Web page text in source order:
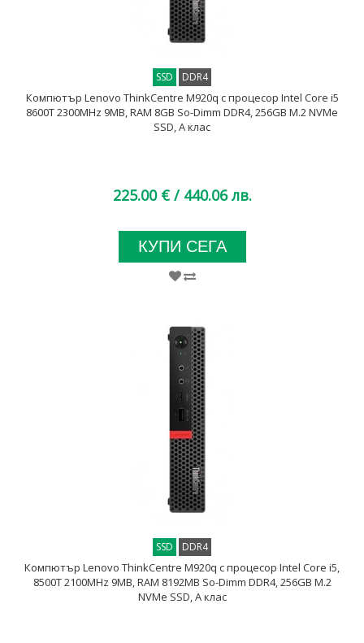
SSD DDR4
Компютър Lenovo ThinkCentre M920q с процесор Intel Core i5
8600T 2300MHz 9MB, RAM 8GB So-Dimm DDR4, 256GB M.2 NVMe
SSD, A клас
225.00 € / 440.06 лв.
КУПИ СЕГА
SSD DDR4
Компютър Lenovo ThinkCentre M920q с процесор Intel Core i5,
8500T 2100MHz 9MB, RAM 8192MB So-Dimm DDR4, 256GB M.2
NVMe SSD, A клас